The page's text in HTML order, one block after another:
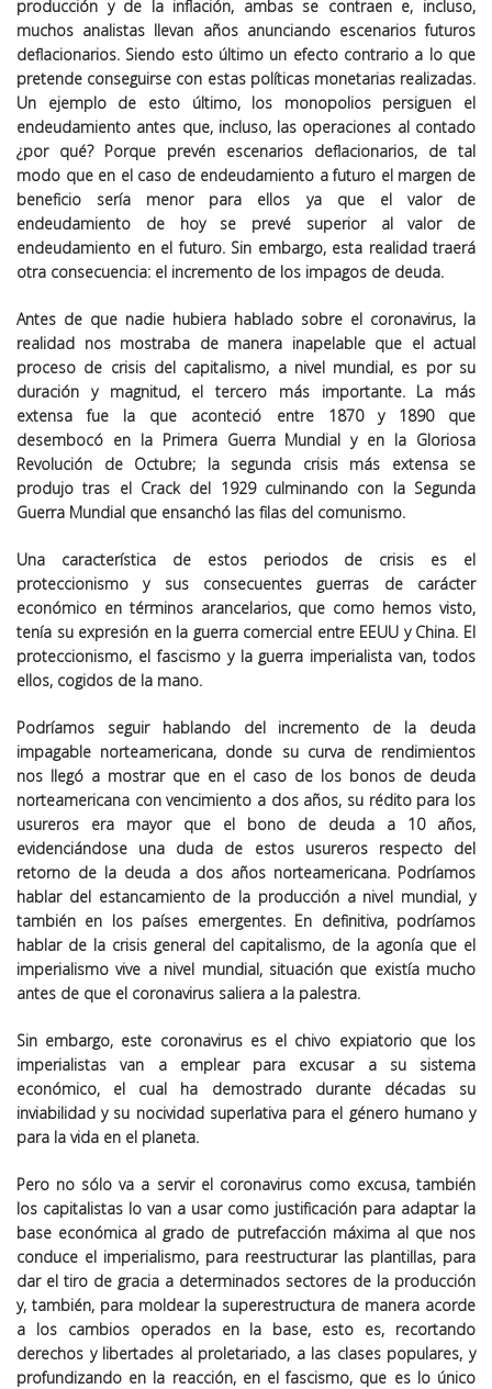
producción y de la inflación, ambas se contraen e, incluso,
muchos analistas llevan años anunciando escenarios futuros
deflacionarios. Siendo esto último un efecto contrario a lo que
pretende conseguirse con estas políticas monetarias realizadas.
Un ejemplo de esto último, los monopolios persiguen el
endeudamiento antes que, incluso, las operaciones al contado
¿por qué? Porque prevén escenarios deflacionarios, de tal
modo que en el caso de endeudamiento a futuro el margen de
beneficio sería menor para ellos ya que el valor de
endeudamiento de hoy se prevé superior al valor de
endeudamiento en el futuro. Sin embargo, esta realidad traerá
otra consecuencia: el incremento de los impagos de deuda.
Antes de que nadie hubiera hablado sobre el coronavirus, la
realidad nos mostraba de manera inapelable que el actual
proceso de crisis del capitalismo, a nivel mundial, es por su
duración y magnitud, el tercero más importante. La más
extensa fue la que aconteció entre 1870 y 1890 que
desembocó en la Primera Guerra Mundial y en la Gloriosa
Revolución de Octubre; la segunda crisis más extensa se
produjo tras el Crack del 1929 culminando con la Segunda
Guerra Mundial que ensanchó las filas del comunismo.
Una característica de estos periodos de crisis es el
proteccionismo y sus consecuentes guerras de carácter
económico en términos arancelarios, que como hemos visto,
tenía su expresión en la guerra comercial entre EEUU y China. El
proteccionismo, el fascismo y la guerra imperialista van, todos
ellos, cogidos de la mano.
Podríamos seguir hablando del incremento de la deuda
impagable norteamericana, donde su curva de rendimientos
nos llegó a mostrar que en el caso de los bonos de deuda
norteamericana con vencimiento a dos años, su rédito para los
usureros era mayor que el bono de deuda a 10 años,
evidenciándose una duda de estos usureros respecto del
retorno de la deuda a dos años norteamericana. Podríamos
hablar del estancamiento de la producción a nivel mundial, y
también en los países emergentes. En definitiva, podríamos
hablar de la crisis general del capitalismo, de la agonía que el
imperialismo vive a nivel mundial, situación que existía mucho
antes de que el coronavirus saliera a la palestra.
Sin embargo, este coronavirus es el chivo expiatorio que los
imperialistas van a emplear para excusar a su sistema
económico, el cual ha demostrado durante décadas su
inviabilidad y su nocividad superlativa para el género humano y
para la vida en el planeta.
Pero no sólo va a servir el coronavirus como excusa, también
los capitalistas lo van a usar como justificación para adaptar la
base económica al grado de putrefacción máxima al que nos
conduce el imperialismo, para reestructurar las plantillas, para
dar el tiro de gracia a determinados sectores de la producción
y, también, para moldear la superestructura de manera acorde
a los cambios operados en la base, esto es, recortando
derechos y libertades al proletariado, a las clases populares, y
profundizando en la reacción, en el fascismo, que es lo único